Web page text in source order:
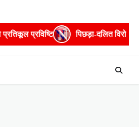
पिछड़ा-दलित विरोधी टिप्पणियों पर सुभासपा ने